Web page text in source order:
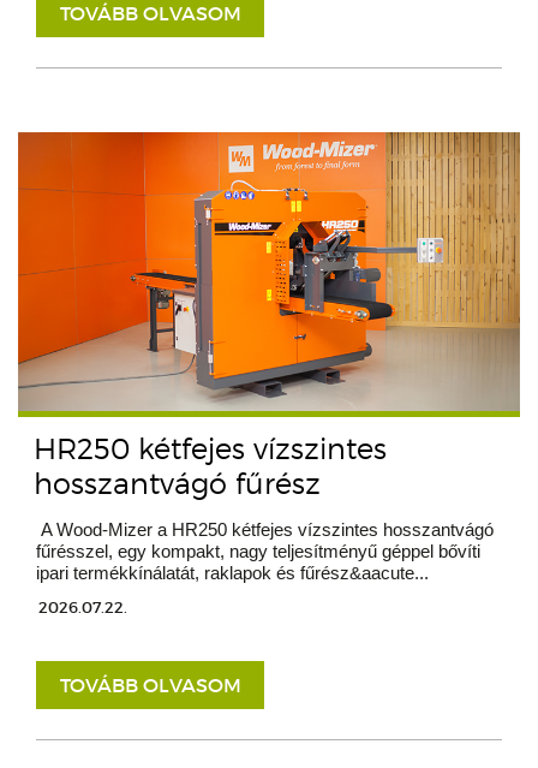
TOVÁBB OLVASOM
HR250 kétfejes vízszintes
hosszantvágó fűrész
A Wood-Mizer a HR250 kétfejes vízszintes hosszantvágó
fűrésszel, egy kompakt, nagy teljesítményű géppel bővíti
ipari termékkínálatát, raklapok és fűrész&aacute...
2026.07.22.
TOVÁBB OLVASOM